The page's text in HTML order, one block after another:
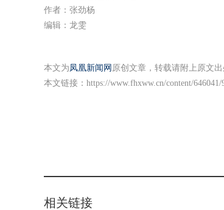
作者：​张劲杨
编辑：龙雯
本文为凤凰新闻网 原创文章，转载请附上原文出
本文链接： https://www.fhxww.cn/content/
相关链接